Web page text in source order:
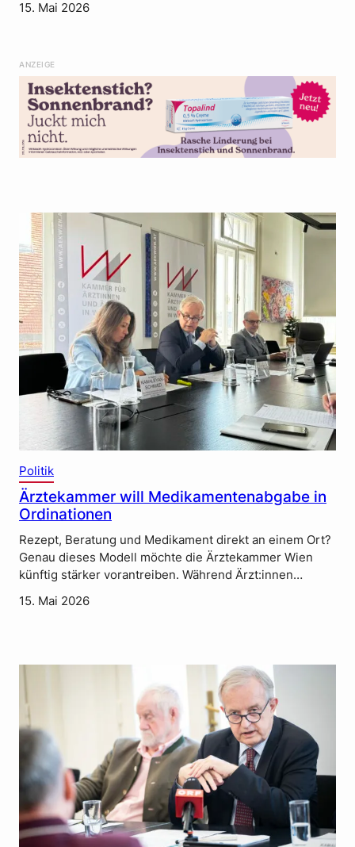
15. Mai 2026
ANZEIGE
Politik
Ärztekammer will Medikamentenabgabe in
Ordinationen
Rezept, Beratung und Medikament direkt an einem Ort?
Genau dieses Modell möchte die Ärztekammer Wien
künftig stärker vorantreiben. Während Ärzt:innen…
15. Mai 2026